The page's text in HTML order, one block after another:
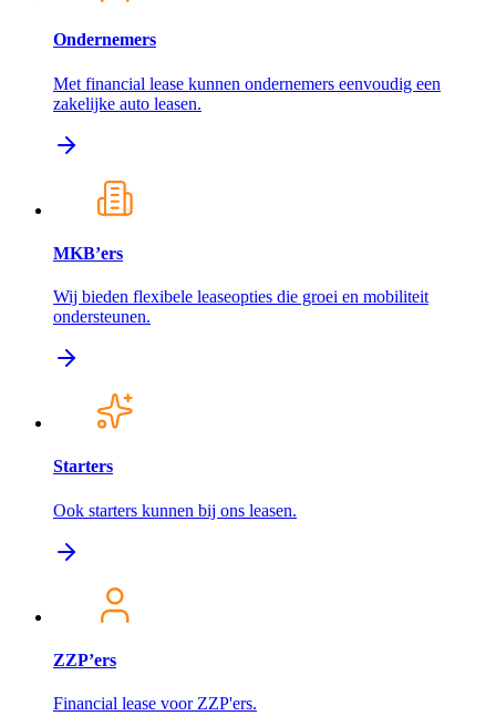
Ondernemers
Met financial lease kunnen ondernemers eenvoudig een
zakelijke auto leasen.
MKB’ers
Wij bieden flexibele leaseopties die groei en mobiliteit
ondersteunen.
Starters
Ook starters kunnen bij ons leasen.
ZZP’ers
Financial lease voor ZZP'ers.